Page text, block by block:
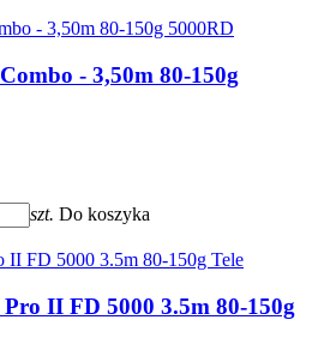
- 3,50m 80-150g
szt. Do koszyka
II FD 5000 3.5m 80-150g